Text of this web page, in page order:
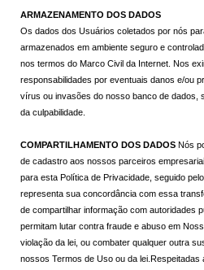
ARMAZENAMENTO DOS DADOS
Os dados dos Usuários coletados por nós
armazenados em ambiente seguro e
nos termos do Marco Civil da Internet. Nos
responsabilidades por eventuais danos e/ou
vírus ou invasões do nosso banco de dados,
da culpabilidade.
COMPARTILHAMENTO DOS DADOS Nós
de cadastro aos nossos parceiros
para esta Política de Privacidade, seguido
representa sua concordância com essa
de compartilhar informação com autoridades
permitam lutar contra fraude e abuso em
violação da lei, ou combater qualquer outra
nossos Termos de Uso ou da